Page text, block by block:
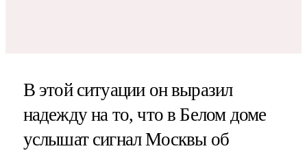
В этой ситуации он выразил
надежду на то, что в Белом доме
услышат сигнал Москвы об